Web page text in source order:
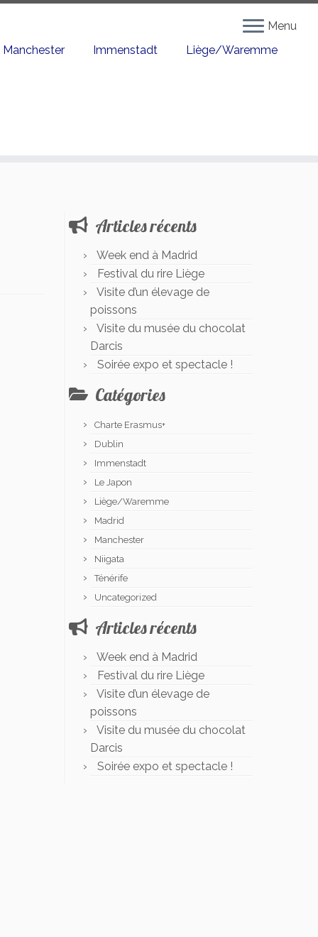
Menu
Manchester
Immenstadt Liège/Waremme
Articles récents
Week end à Madrid
Festival du rire Liège
Visite d’un élevage de
poissons
Visite du musée du chocolat
Darcis
Soirée expo et spectacle !
Catégories
Charte Erasmus+
Dublin
Immenstadt
Le Japon
Liège/Waremme
Madrid
Manchester
Niigata
Ténérife
Uncategorized
Articles récents
Week end à Madrid
Festival du rire Liège
Visite d’un élevage de
poissons
Visite du musée du chocolat
Darcis
Soirée expo et spectacle !